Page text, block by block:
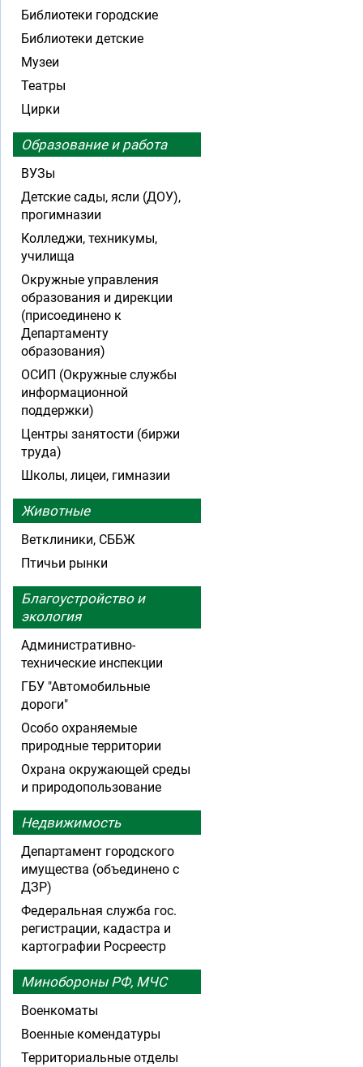
Библиотеки городские
Библиотеки детские
Музеи
Театры
Цирки
Образование и работа
ВУЗы
Детские сады, ясли (ДОУ),
прогимназии
Колледжи, техникумы,
училища
Окружные управления
образования и дирекции
(присоединено к
Департаменту
образования)
ОСИП (Окружные службы
информационной
поддержки)
Центры занятости (биржи
труда)
Школы, лицеи, гимназии
Животные
Ветклиники, СББЖ
Птичьи рынки
Благоустройство и
экология
Административно-
технические инспекции
ГБУ "Автомобильные
дороги"
Особо охраняемые
природные территории
Охрана окружающей среды
и природопользование
Недвижимость
Департамент городского
имущества (объединено с
ДЗР)
Федеральная служба гос.
регистрации, кадастра и
картографии Росреестр
Минобороны РФ, МЧС
Военкоматы
Военные комендатуры
Территориальные отделы